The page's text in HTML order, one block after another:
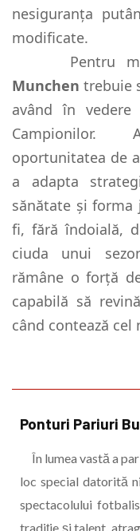
nesiguranța
modificate.
Pentru
Munchen trebuie
având în
Campionilor.
oportunitatea de
a adapta
sănătate și forma
fi, fără îndoială,
ciuda unui
rămâne o forță
capabilă să
când contează cel
Ponturi Pariuri
În lumea vastă a
loc special datorită
spectacolului
tradiție și talent,